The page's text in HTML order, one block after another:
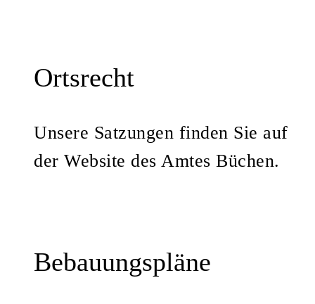
Ortsrecht
Unsere Satzungen finden Sie auf
der Website des Amtes Büchen.
Bebauungspläne